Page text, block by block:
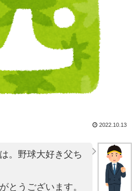
2022.10.13
。野球大好き父ち
がとうございます。